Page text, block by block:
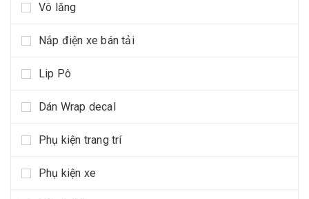
Vô lăng
Nắp điện xe bán tải
Lip Pô
Dán Wrap decal
Phụ kiện trang trí
Phụ kiện xe